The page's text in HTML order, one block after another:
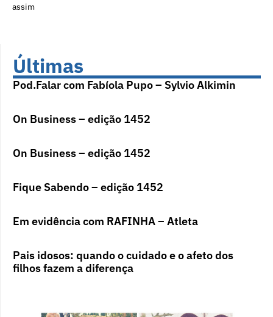
assim
Últimas
Pod.Falar com Fabíola Pupo – Sylvio Alkimin
On Business – edição 1452
On Business – edição 1452
Fique Sabendo – edição 1452
Em evidência com RAFINHA – Atleta
Pais idosos: quando o cuidado e o afeto dos
filhos fazem a diferença